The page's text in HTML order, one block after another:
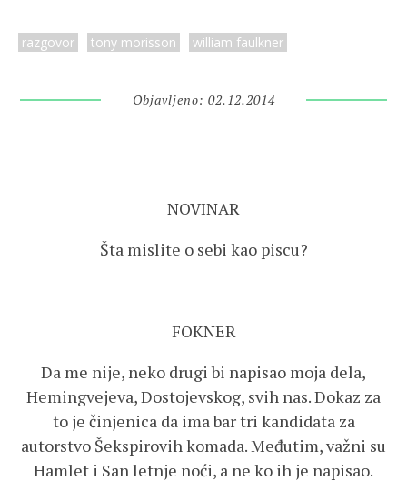
razgovor tony morisson william faulkner
Objavljeno: 02.12.2014
NOVINAR
Šta mislite o sebi kao piscu?
FOKNER
Da me nije, neko drugi bi napisao moja dela,
Hemingvejeva, Dostojevskog, svih nas. Dokaz za
to je činjenica da ima bar tri kandidata za
autorstvo Šekspirovih komada. Međutim, važni su
Hamlet i San letnje noći, a ne ko ih je napisao.